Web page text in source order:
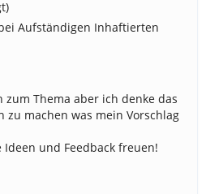
Aufständigen Inhaftierten
Thema aber ich denke das
machen was mein Vorschlag
und Feedback freuen!